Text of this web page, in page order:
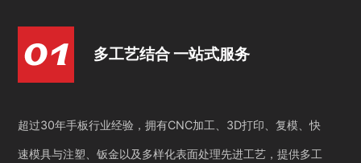
多工艺结合 一站式服务
超过30年手板行业经验，拥有CNC加工、3D打印、复模、快
速模具与注塑、钣金以及多样化表面处理先进工艺，提供多工